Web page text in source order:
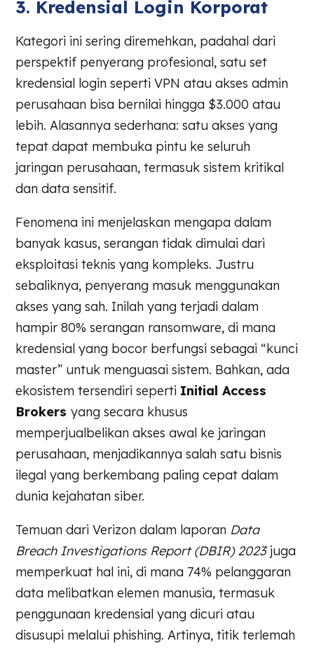
3. Kredensial Login Korporat
Kategori ini sering diremehkan, padahal dari
perspektif penyerang profesional, satu set
kredensial login seperti VPN atau akses admin
perusahaan bisa bernilai hingga $3.000 atau
lebih. Alasannya sederhana: satu akses yang
tepat dapat membuka pintu ke seluruh
jaringan perusahaan, termasuk sistem kritikal
dan data sensitif.
Fenomena ini menjelaskan mengapa dalam
banyak kasus, serangan tidak dimulai dari
eksploitasi teknis yang kompleks. Justru
sebaliknya, penyerang masuk menggunakan
akses yang sah. Inilah yang terjadi dalam
hampir 80% serangan ransomware, di mana
kredensial yang bocor berfungsi sebagai “kunci
master” untuk menguasai sistem. Bahkan, ada
ekosistem tersendiri seperti Initial Access
Brokers yang secara khusus
memperjualbelikan akses awal ke jaringan
perusahaan, menjadikannya salah satu bisnis
ilegal yang berkembang paling cepat dalam
dunia kejahatan siber.
Temuan dari Verizon dalam laporan Data
Breach Investigations Report (DBIR) 2023juga
memperkuat hal ini, di mana 74% pelanggaran
data melibatkan elemen manusia, termasuk
penggunaan kredensial yang dicuri atau
disusupi melalui phishing. Artinya, titik terlemah